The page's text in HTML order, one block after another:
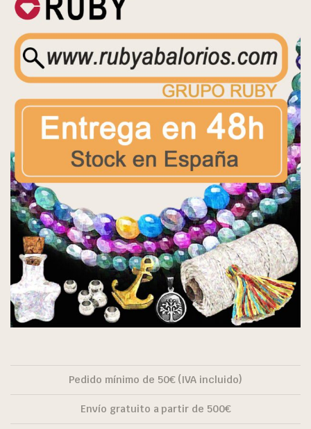
Pedido mínimo de 50€ (IVA incluido)
Envío gratuito a partir de 500€